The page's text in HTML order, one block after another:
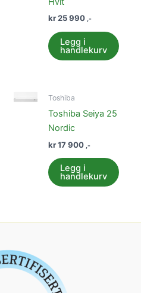
kr25 990 ,-
Legg i
handlekurv
Toshiba
Toshiba Seiya 25
Nordic
kr17 900 ,-
Legg i
handlekurv